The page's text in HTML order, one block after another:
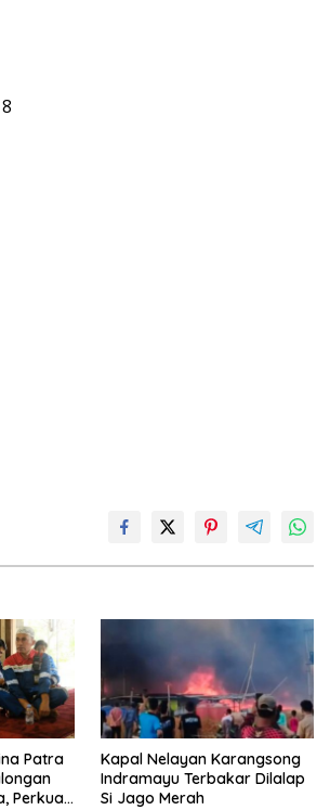
Patra
Perkuat
Kapal Nelayan Karangsong
Indramayu Terbakar Dilalap
Si Jago Merah